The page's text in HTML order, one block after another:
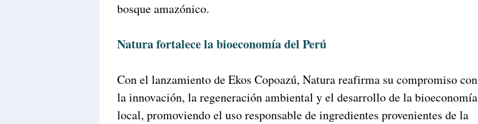
bosque amazónico.
Natura fortalece la bioeconomía del Perú
Con el lanzamiento de Ekos Copoazú, Natura reafirma su compromiso con
la innovación, la regeneración ambiental y el desarrollo de la bioeconomía
local, promoviendo el uso responsable de ingredientes provenientes de la